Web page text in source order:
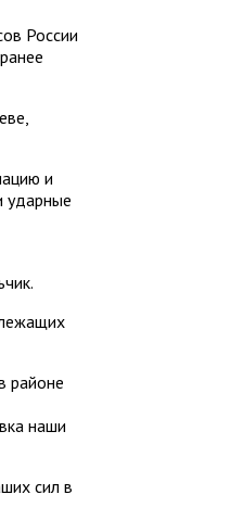
России
и
ударные
районе
наши
сил в